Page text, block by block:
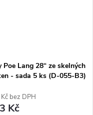
Poe Lang 28“ ze skelných
- sada 5 ks (D-055-B3)
bez DPH
Kč